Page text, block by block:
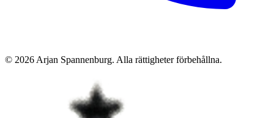
© 2026Arjan Spannenburg. Alla rättigheter förbehållna.